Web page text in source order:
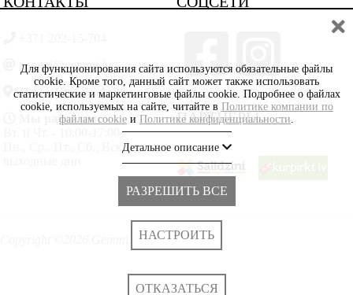
gemmi@gemmi.lv
Rīga, Lāčplēšā iela 88
Мы работаем:
Пн., Ср., Пт., Сб., Вскр. -
ПАРТНЁРЫ
Copyright ©2026 Gemmi.lv
Для функционирования сайта используются обязательные файлы
cookie. Кроме того, данный сайт может также использовать
статистические и маркетинговые файлы cookie. Подробнее о файлах
cookie, используемых на сайте, читайте в Политике компании по
файлам cookie и Политике конфиденциальности.
Детальное описание
РАЗРЕШИТЬ ВСЕ
НАСТРОИТЬ
ОТКАЗАТЬСЯ